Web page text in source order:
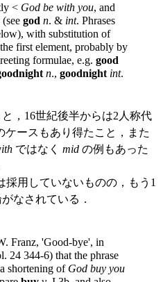
< God be with you, and
(see god n. & int. Phrases
with substitution of
first element, probably by
formulae, e.g. good
n., goodnight int.
，16世紀後半からは2人称代
ケースもあり得たこと，また
ではなく mid の例もあった
採用していないものの，もう1
なされている．
Franz, 'Good-bye', in
24 344-6) that the phrase
shortening of God buy you